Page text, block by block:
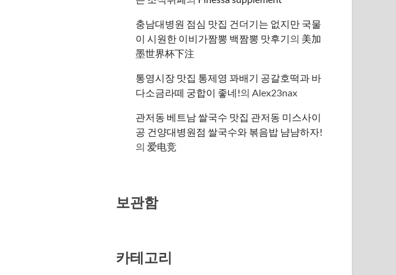
충남대병원 점심 맛집 건더기는 없지만 국물
이 시원한 이비가짬뽕 백짬뽕 맛후기의 美加
墨世界杯下注
통영시장 맛집 통제영 꽈배기 공갈호떡과 바
다소금라떼 궁합이 좋네!의Alex23nax
관저동 베트남 쌀국수 맛집 관저동 미스사이
공 건양대병원점 쌀국수와 볶음밥 냠냠하자!
의 爱电竞
보관함
카테고리